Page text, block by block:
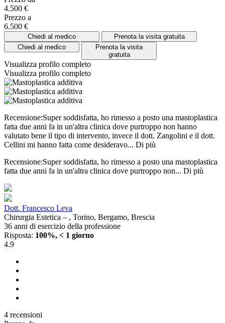
4.500 €
Prezzo a
6.500 €
Chiedi al medico
Prenota la visita gratuita
Chiedi al medico
Prenota la visita
gratuita
Visualizza profilo completo
Visualizza profilo completo
Recensione:Super soddisfatta, ho rimesso a posto una mastoplastica
fatta due anni fa in un'altra clinica dove purtroppo non hanno
valutato bene il tipo di intervento, invece il dott. Zangolini e il dott.
Cellini mi hanno fatta come desideravo... Di più
Recensione:Super soddisfatta, ho rimesso a posto una mastoplastica
fatta due anni fa in un'altra clinica dove purtroppo non... Di più
Dott. Francesco Leva
Chirurgia Estetica – , Torino, Bergamo, Brescia
36 anni di esercizio della professione
Risposta: 100%, < 1 giorno
4.9
4 recensioni